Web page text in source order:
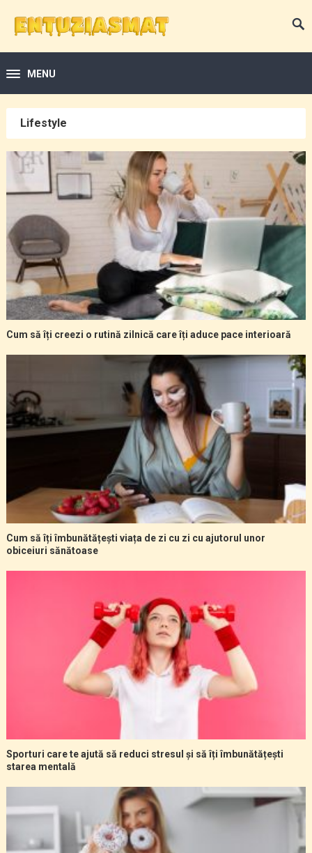
MENU
Lifestyle
Cum să îți creezi o rutină zilnică care îți aduce pace interioară
Cum să îți îmbunătățești viața de zi cu zi cu ajutorul unor
obiceiuri sănătoase
Sporturi care te ajută să reduci stresul și să îți îmbunătățești
starea mentală